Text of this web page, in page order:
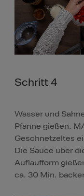
Schritt 4
Wasser und
Pfanne gießen.
Geschnetzeltes
Die Sauce über
Auflaufform
ca. 30 Min.